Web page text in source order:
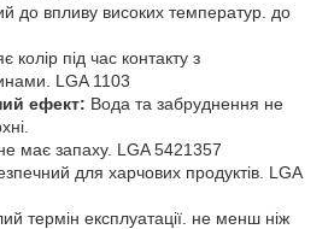
до впливу високих температур. до
колір під час контакту з
LGA 1103
ефект: Вода та забруднення не
має запаху. LGA 5421357
для харчових продуктів. LGA
термін експлуатації. не менш ніж